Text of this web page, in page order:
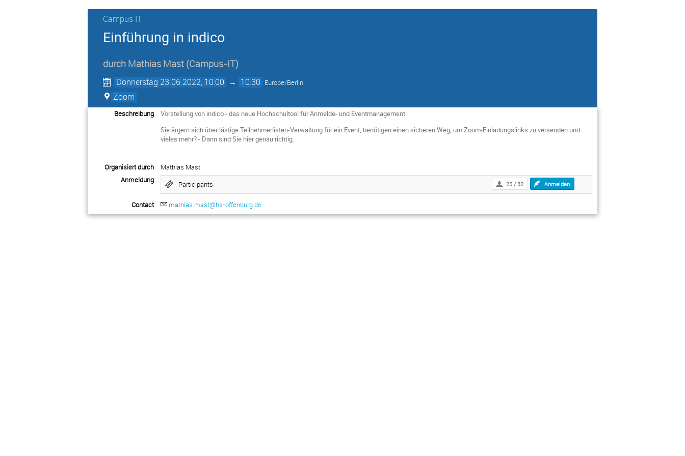
Campus IT
Einführung in indico
durch Mathias Mast (Campus-IT)
Donnerstag 23.06.2022, 10:00 → 10:30 Europe/Berlin
Zoom
Beschreibung
Vorstellung von indico - das neue Hochschultool für Anmelde- und Eventmanagement.
Sie ärgern sich über lästige Teilnehmerlisten-Verwaltung für ein Event, benötigen einen sicheren Weg, um Zoom-Einladungslinks zu versenden und
vieles mehr? - Dann sind Sie hier genau richtig.
Organisiert durch
Mathias Mast
Anmeldung
Participants 25 / 32 Anmelden
Contact mathias.mast@hs-offenburg.de